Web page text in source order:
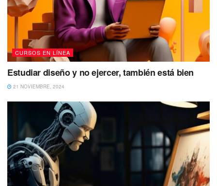
CURSOS EN LÍNEA
Estudiar diseño y no ejercer, también está bien
21 NOVIEMBRE, 2024